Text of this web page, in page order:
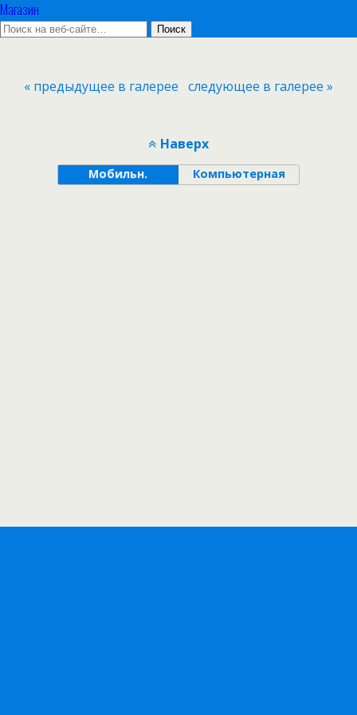
Магазин
« предыдущее в галерее следующее в галерее »
Наверх
Мобильн. Компьютерная